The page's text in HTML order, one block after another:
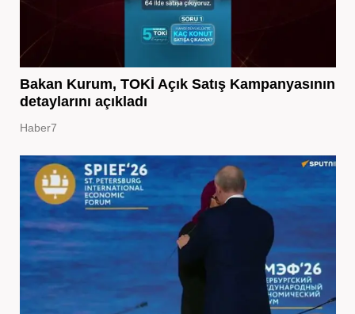
Bakan Kurum, TOKİ Açık Satış Kampanyasının
detaylarını açıkladı
Haber7